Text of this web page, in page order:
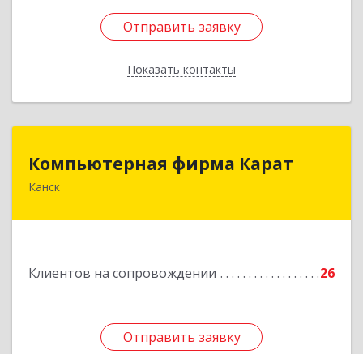
Отправить заявку
Показать контакты
Отправить заявку
Назад
Компьютерная фирма Карат
Канск
Клиентов на сопровождении 26
Отправить заявку
Компьютерная фирма Карат
Отправить заявку